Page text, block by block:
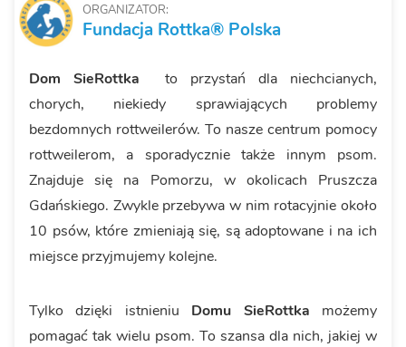
ORGANIZATOR:
Fundacja Rottka® Polska
Dom SieRottka to przystań dla niechcianych,
chorych, niekiedy sprawiających problemy
bezdomnych rottweilerów. To nasze centrum pomocy
rottweilerom, a sporadycznie także innym psom.
Znajduje się na Pomorzu, w okolicach Pruszcza
Gdańskiego. Zwykle przebywa w nim rotacyjnie około
10 psów, które zmieniają się, są adoptowane i na ich
miejsce przyjmujemy kolejne.
Tylko dzięki istnieniu Domu SieRottka możemy
pomagać tak wielu psom. To szansa dla nich, jakiej w